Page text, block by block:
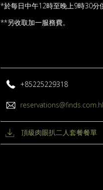
*於每日中午12時至晚上9時30分
**另收取加一服務費。
+85225229318
頂級肉眼扒二人套餐餐單